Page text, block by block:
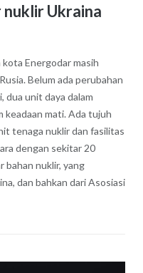
Ukraina
Energodar masih
Belum ada perubahan
dua unit daya dalam
keadaan mati. Ada tujuh
tenaga nuklir dan fasilitas
dengan sekitar 20
bahan nuklir, yang
dan bahkan dari Asosiasi